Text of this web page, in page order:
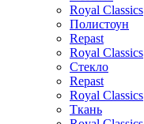
Royal Classics
Полистоун
Repast
Royal Classics
Стекло
Repast
Royal Classics
Ткань